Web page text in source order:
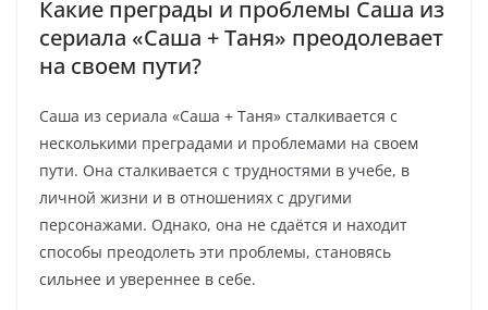
Какие преграды и проблемы Саша из
сериала «Саша + Таня» преодолевает
на своем пути?
Саша из сериала «Саша + Таня» сталкивается с
несколькими преградами и проблемами на своем
пути. Она сталкивается с трудностями в учебе, в
личной жизни и в отношениях с другими
персонажами. Однако, она не сдаётся и находит
способы преодолеть эти проблемы, становясь
сильнее и увереннее в себе.